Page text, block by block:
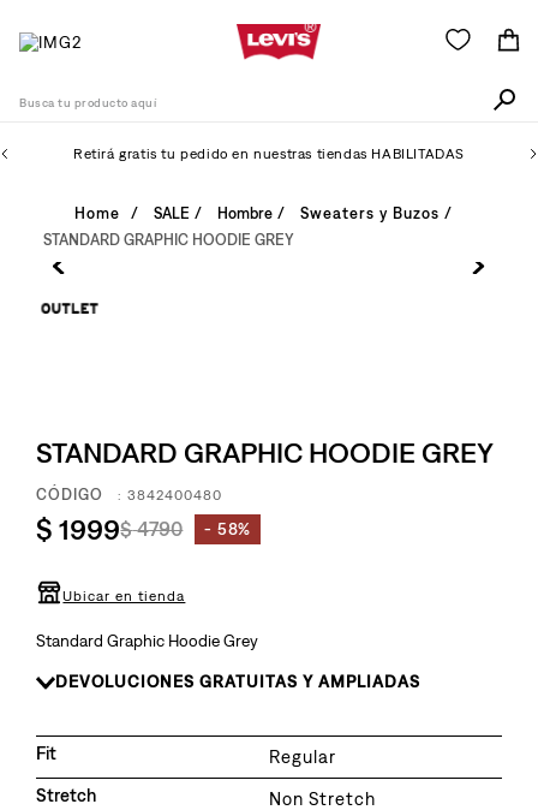
Retirá gratis tu pedido en nuestras tiendas HABILITADAS
SALE Hombre
Sweaters y Buzos
STANDARD GRAPHIC HOODIE GREY
STANDARD GRAPHIC HOODIE GREY
:3842400480
$ 1999$ 4790 58%
Ubicar en tienda
Standard Graphic Hoodie Grey
DEVOLUCIONES GRATUITAS Y AMPLIADAS
Fit
Regular
Stretch
Non Stretch
Términos Más Buscados
. 510
. campera
. baggy
10. 724